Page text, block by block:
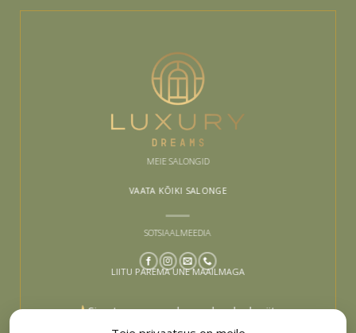
MEIE SALONGID
VAATA KÕIKI SALONGE
SOTSIAALMEEDIA
LIITU PAREMA UNE MAAILMAGA
Sinu tee paremaks uneks algab siit –
liitu ja lase end inspireerida